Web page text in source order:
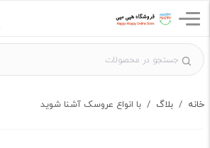
خانه بلاگ با انواع عروسک آشنا شوید